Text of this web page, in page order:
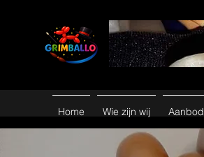
Home Wie zijn wij Aanbod